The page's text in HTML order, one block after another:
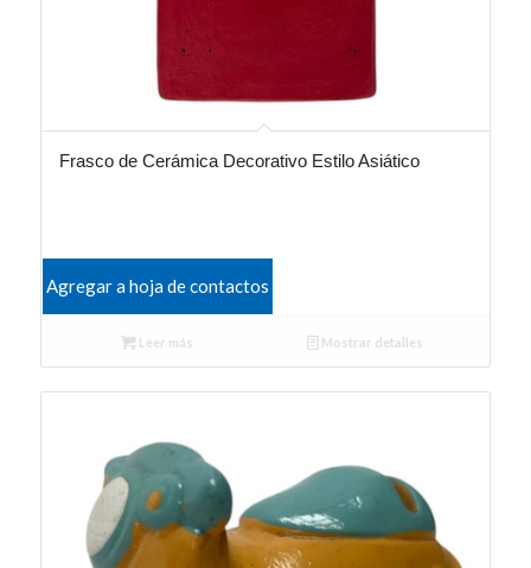
Frasco de Cerámica Decorativo Estilo Asiático
Agregar a hoja de contactos
Leer más Mostrar detalles